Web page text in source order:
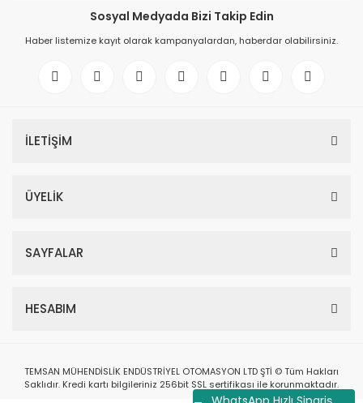
Sosyal Medyada Bizi Takip Edin
Haber listemize kayıt olarak kampanyalardan, haberdar olabilirsiniz.
İLETİŞİM
ÜYELİK
SAYFALAR
HESABIM
TEMSAN MÜHENDİSLİK ENDÜSTRİYEL OTOMASYON LTD ŞTİ © Tüm Hakları
Saklıdır. Kredi kartı bilgileriniz 256bit SSL sertifikası ile korunmaktadır.